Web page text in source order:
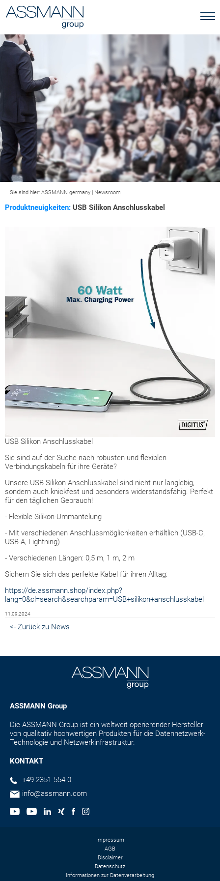
Sie sind hier: ASSMANN germany | Newsroom
Produktneuigkeiten: USB Silikon Anschlusskabel
USB Silikon Anschlusskabel
Sie sind auf der Suche nach robusten und flexiblen
Verbindungskabeln für ihre Geräte?
Unsere USB Silikon Anschlusskabel sind nicht nur langlebig,
sondern auch knickfest und besonders widerstandsfähig. Perfekt
für den täglichen Gebrauch!
- Flexible Silikon-Ummantelung
- Mit verschiedenen Anschlussmöglichkeiten erhältlich (USB-C,
USB-A, Lightning)
- Verschiedenen Längen: 0,5 m, 1 m, 2 m
Sichern Sie sich das perfekte Kabel für ihren Alltag:
https://de.assmann.shop/index.php?
lang=0&cl=search&searchparam=USB+silikon+anschlusskabel
11.09.2024
<- Zurück zu News
ASSMANN Group
Die ASSMANN Group ist ein weltweit operierender Hersteller
von qualitativ hochwertigen Produkten für die Datennetzwerk-
Technologie und Netzwerkinfrastruktur.
KONTAKT
+49 2351 554 0
info@assmann.com
Impressum
AGB
Disclaimer
Datenschutz
Informationen zur Datenverarbeitung